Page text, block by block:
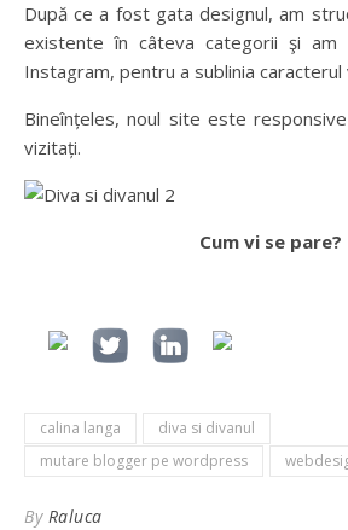
După ce a fost gata designul, am
existente în câteva categorii şi
Instagram, pentru a sublinia caracterul
Bineînțeles, noul site este
vizitați.
Cum vi se pare?
calina langa
diva si divanul
mutare blogger pe wordpress
By Raluca